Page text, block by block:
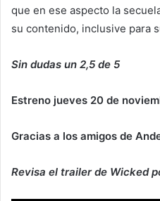
que en ese aspecto la
su contenido, inclusive para
Sin dudas un 2,5 de 5
Estreno jueves 20 de
Gracias a los amigos de
Revisa el trailer de Wicked